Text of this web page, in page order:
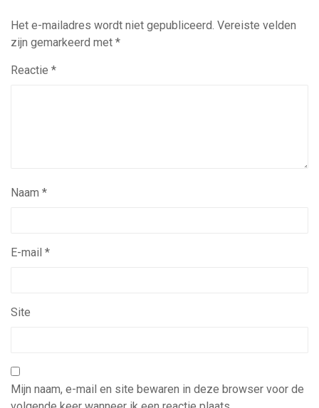
Het e-mailadres wordt niet gepubliceerd. Vereiste velden
zijn gemarkeerd met *
Reactie *
Naam *
E-mail *
Site
Mijn naam, e-mail en site bewaren in deze browser voor de